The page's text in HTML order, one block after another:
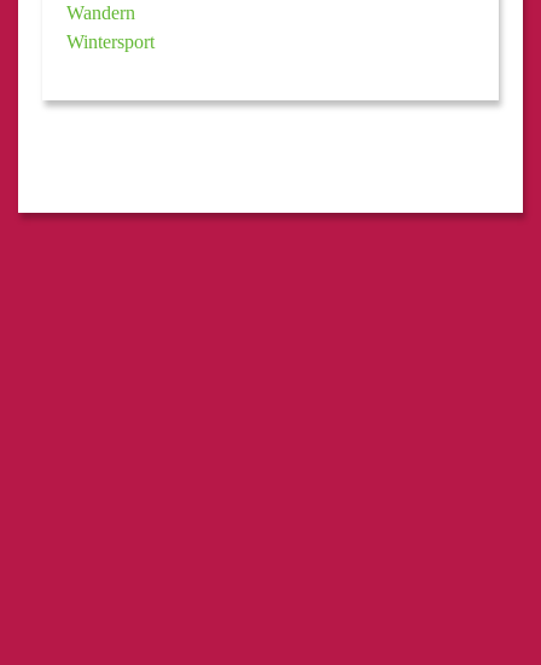
Wandern
Wintersport